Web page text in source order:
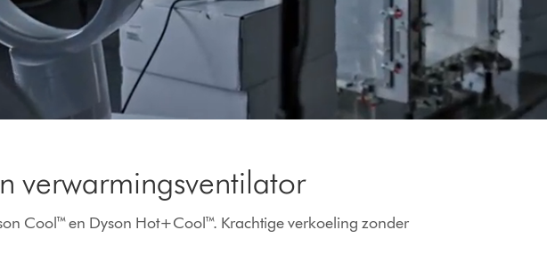
verwarmingsventilator
Cool™ en Dyson Hot+Cool™. Krachtige verkoeling zonder